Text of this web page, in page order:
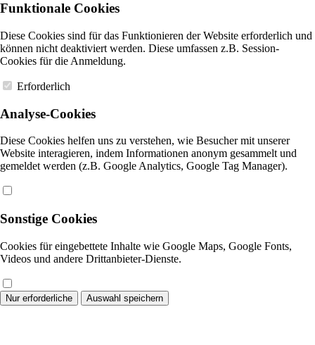
Funktionale Cookies
Diese Cookies sind für das Funktionieren der Website erforderlich und
können nicht deaktiviert werden. Diese umfassen z.B. Session-
Cookies für die Anmeldung.
Erforderlich
Analyse-Cookies
Diese Cookies helfen uns zu verstehen, wie Besucher mit unserer
Website interagieren, indem Informationen anonym gesammelt und
gemeldet werden (z.B. Google Analytics, Google Tag Manager).
Sonstige Cookies
Cookies für eingebettete Inhalte wie Google Maps, Google Fonts,
Videos und andere Drittanbieter-Dienste.
Nur erforderliche Auswahl speichern